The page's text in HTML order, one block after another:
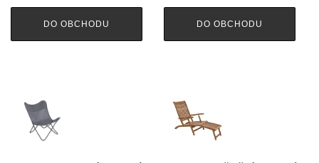
DO OBCHODU DO OBCHODU